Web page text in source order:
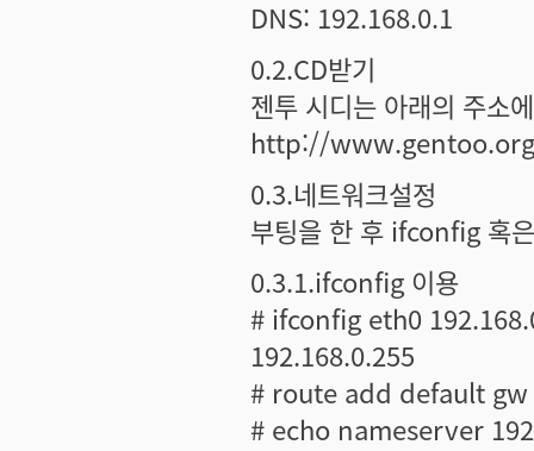
DNS: 192.168.0.1
0.2.CD받기
젠투 시디는 아래의 주소
http://
0.3.네트워크설정
부팅을 한 후 ifconfig 혹
0.3.1.ifconfig 이용
# ifconfig eth0
192.168.0.255
# route add default gw
# echo nameserver